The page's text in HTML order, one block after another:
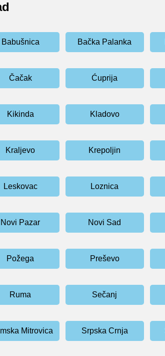
Babušnica Bačka Palanka
Čačak Ćuprija
Kikinda Kladovo
Kraljevo Krepoljin
Leskovac Loznica
Novi Pazar Novi Sad
Požega Preševo
Ruma Sečanj
Mitrovica Srpska Crnja